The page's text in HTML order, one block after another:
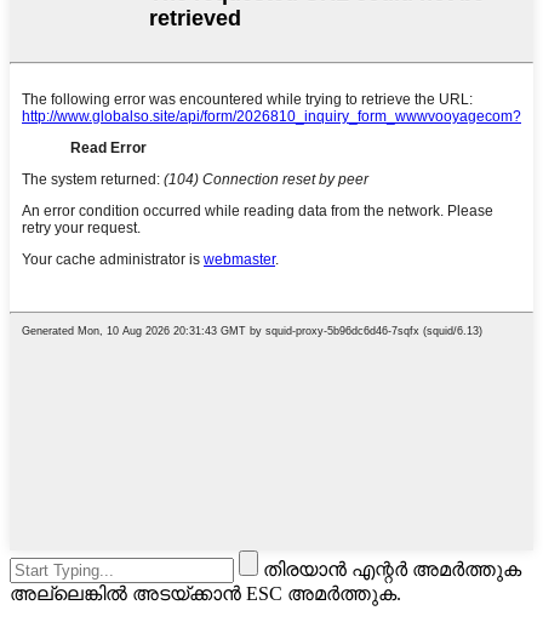
തിരയാൻ എന്റർ അമർത്തുക
അല്ലെങ്കിൽ അടയ്ക്കാൻ ESC അമർത്തുക.